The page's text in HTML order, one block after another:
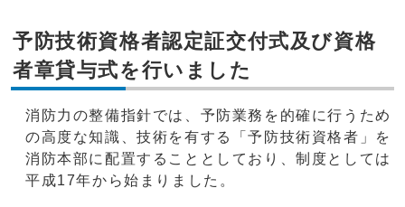
予防技術資格者認定証交付式及び資格
者章貸与式を行いました
消防力の整備指針では、予防業務を的確に行うため
の高度な知識、技術を有する「予防技術資格者」を
消防本部に配置することとしており、制度としては
平成17年から始まりました。